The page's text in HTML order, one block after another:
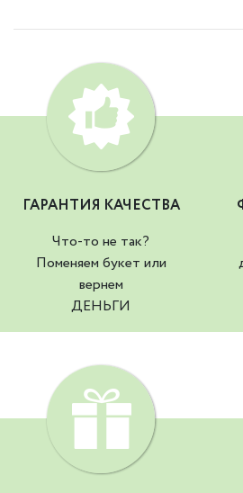
ГАРАНТИЯ КАЧЕСТВА
Что-то не так?
Поменяем букет или
вернем
ДЕНЬГИ